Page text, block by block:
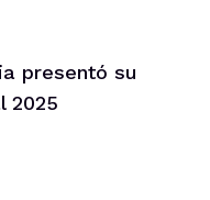
presentó su
2025